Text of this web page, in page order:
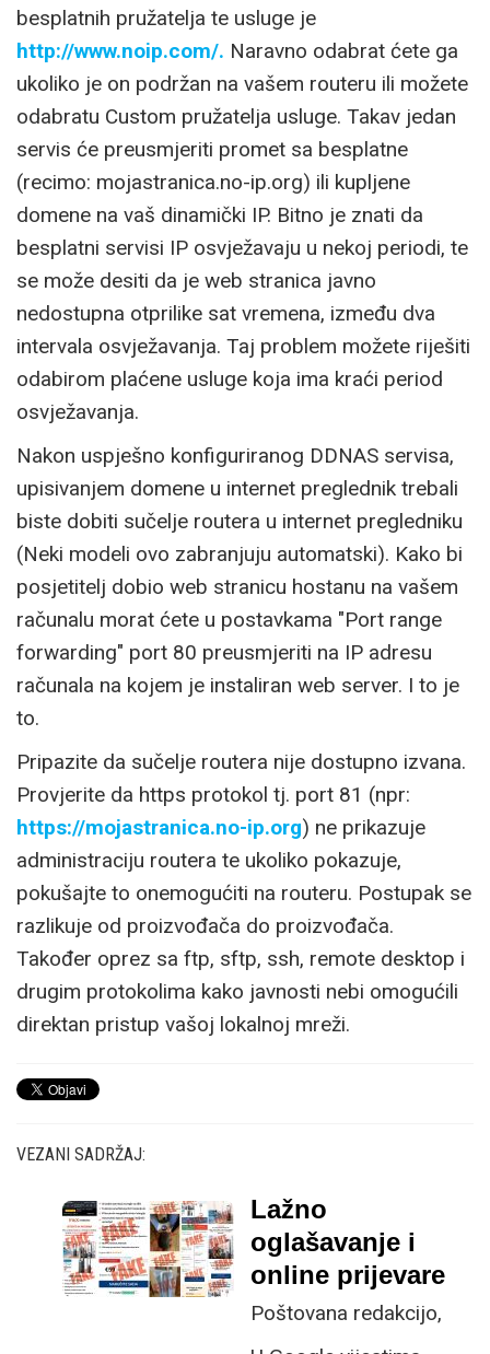
besplatnih pružatelja te usluge je
http://www.noip.com/. Naravno odabrat ćete ga
ukoliko je on podržan na vašem routeru ili možete
odabratu Custom pružatelja usluge. Takav jedan
servis će preusmjeriti promet sa besplatne
(recimo: mojastranica.no-ip.org) ili kupljene
domene na vaš dinamički IP. Bitno je znati da
besplatni servisi IP osvježavaju u nekoj periodi, te
se može desiti da je web stranica javno
nedostupna otprilike sat vremena, između dva
intervala osvježavanja. Taj problem možete riješiti
odabirom plaćene usluge koja ima kraći period
osvježavanja.
Nakon uspješno konfiguriranog DDNAS servisa,
upisivanjem domene u internet preglednik trebali
biste dobiti sučelje routera u internet pregledniku
(Neki modeli ovo zabranjuju automatski). Kako bi
posjetitelj dobio web stranicu hostanu na vašem
računalu morat ćete u postavkama "Port range
forwarding" port 80 preusmjeriti na IP adresu
računala na kojem je instaliran web server. I to je
to.
Pripazite da sučelje routera nije dostupno izvana.
Provjerite da https protokol tj. port 81 (npr:
https://mojastranica.no-ip.org) ne prikazuje
administraciju routera te ukoliko pokazuje,
pokušajte to onemogućiti na routeru. Postupak se
razlikuje od proizvođača do proizvođača.
Također oprez sa ftp, sftp, ssh, remote desktop i
drugim protokolima kako javnosti nebi omogućili
direktan pristup vašoj lokalnoj mreži.
VEZANI SADRŽAJ:
Lažno
oglašavanje i
online prijevare
Poštovana redakcijo,